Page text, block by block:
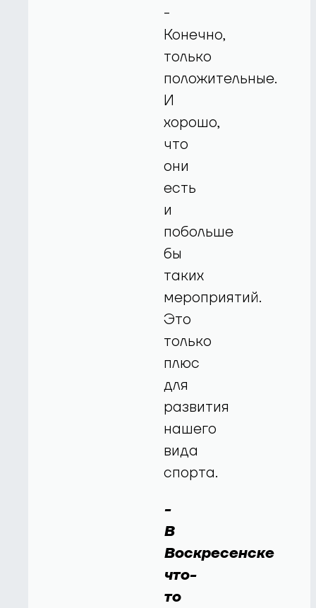
-
Конечно,
только
положительные.
И
хорошо,
что
они
есть
и
побольше
бы
таких
мероприятий.
Это
только
плюс
для
развития
нашего
вида
спорта.
-
В
Воскресенске
что-
то